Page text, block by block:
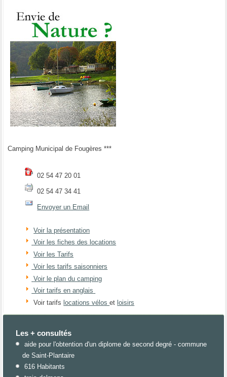
Camping Municipal de Fougères ***
02 54 47 20 01
02 54 47 34 41
Envoyer un Email
Voir la présentation
Voir les fiches des locations
Voir les Tarifs
Voir les tarifs saisonniers
Voir le plan du camping
Voir tarifs en anglais
Voir tarifs locations véloset loisirs
Les + consultés
aide pour l'obtention d'un diplome de second degré - commune
de Saint-Plantaire
616 Habitants